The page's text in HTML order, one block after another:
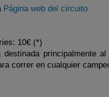
Página web del circuito
10€ (*)
destinada principalmente
correr en cualquier